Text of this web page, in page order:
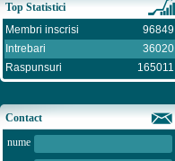
Top Statistici
Membri inscrisi
96849
Intrebari
36020
Raspunsuri
165011
Contact
nume